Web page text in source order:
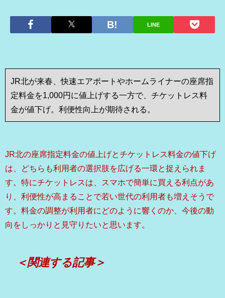
LINE
JR北が来春、快速エアポートやホームライナーの座席指
定料金を1,000円に値上げする一方で、チケットレス料
金が値下げ。利便性向上が期待される。
JR北の座席指定料金の値上げとチケットレス料金の値下げ
は、どちらも利用者の選択肢を広げる一環と捉えられま
す。特にチケットレスは、スマホで簡単に買える利点があ
り、利便性が高まることで若い世代の利用者も増えそうで
す。料金の調整が利用者にどのように響くのか、今後の動
向をしっかりと見守りたいと思います。
＜関連する記事＞